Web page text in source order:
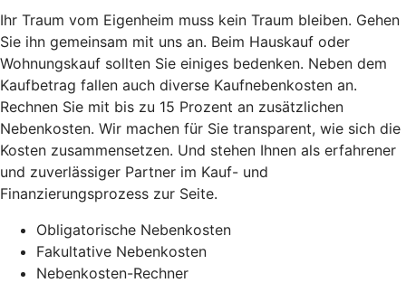
Ihr Traum vom Eigenheim muss kein Traum bleiben. Gehen
Sie ihn gemeinsam mit uns an. Beim Hauskauf oder
Wohnungskauf sollten Sie einiges bedenken. Neben dem
Kaufbetrag fallen auch diverse Kaufnebenkosten an.
Rechnen Sie mit bis zu 15 Prozent an zusätzlichen
Nebenkosten. Wir machen für Sie transparent, wie sich die
Kosten zusammensetzen. Und stehen Ihnen als erfahrener
und zuverlässiger Partner im Kauf- und
Finanzierungsprozess zur Seite.
Obligatorische Nebenkosten
Fakultative Nebenkosten
Nebenkosten-Rechner